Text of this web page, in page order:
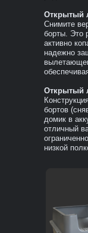
Открытый
Снимите
борты. Это
активно
надежно
Открытый
бортов
домик в
отличный
низкой